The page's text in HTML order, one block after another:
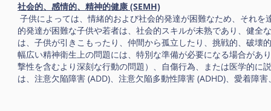
社会的、感情的、精神的健康 (SEMH)
子供によっては、情緒的および社会的発達が困難なため、それ
的発達が困難な子供や若者は、社会的スキルが未熟であり、健
は、子供が引きこもったり、仲間から孤立したり、挑戦的、破
幅広い精神衛生上の問題には、特別な準備が必要になる場合があ
撃性を含むより深刻な行動の問題）、自傷行為、または医学的に
は、注意欠陥障害 (ADD)、注意欠陥多動性障害 (ADHD)、愛着障